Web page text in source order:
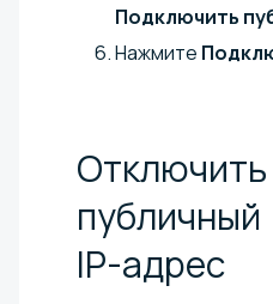
Подключить
Нажмите
Отключить
публичный
IP-адрес